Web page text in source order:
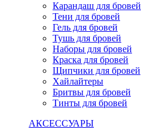
Карандаш для бровей
Тени для бровей
Гель для бровей
Тушь для бровей
Наборы для бровей
Краска для бровей
Щипчики для бровей
Хайлайтеры
Бритвы для бровей
Тинты для бровей
АКСЕССУАРЫ